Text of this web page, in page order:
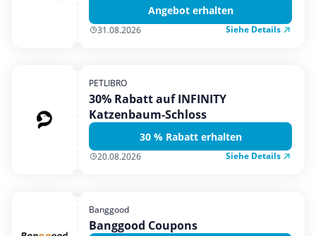
Angebot erhalten
31.08.2026 Siehe Details
PETLIBRO
30% Rabatt auf INFINITY
Katzenbaum-Schloss
30 % Rabatt erhalten
20.08.2026 Siehe Details
Banggood
Banggood Coupons